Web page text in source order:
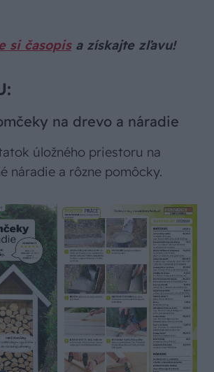
si časopisa získajte zľavu!
na drevo a náradie
úložného priestoru na
náradie a rôzne pomôcky.